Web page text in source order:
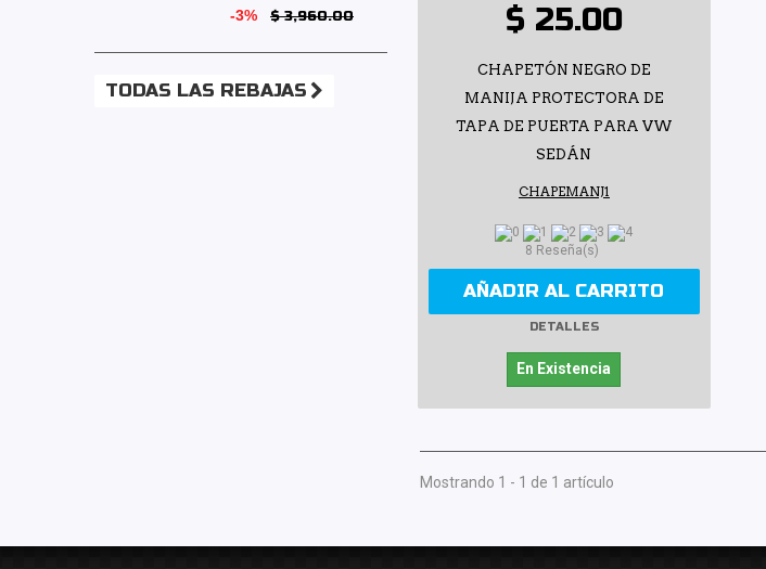
-3% $ 3,960.00
TODAS LAS REBAJAS
$ 25.00
CHAPETÓN NEGRO DE
MANIJA PROTECTORA DE
TAPA DE PUERTA PARA VW
SEDÁN
CHAPEMANJ1
8 Reseña(s)
AÑADIR AL CARRITO
DETALLES
En Existencia
Mostrando 1 - 1 de 1 artículo